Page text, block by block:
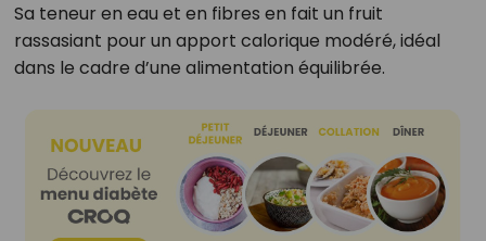
Sa teneur en eau et en fibres en fait un fruit
rassasiant pour un apport calorique modéré, idéal
dans le cadre d’une alimentation équilibrée.